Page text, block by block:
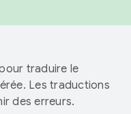
traduire le
Les traductions
des erreurs.